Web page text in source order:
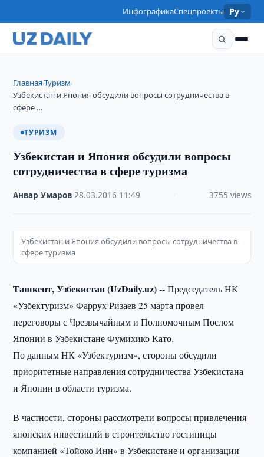
ИнфографикаСпецпроекты Ру
Главная›Туризм›
Узбекистан и Япония обсудили вопросы сотрудничества в
сфере …
ТУРИЗМ
Узбекистан и Япония обсудили вопросы
сотрудничества в сфере туризма
Анвар Умаров ·28.03.2016 11:49 3755 views
Узбекистан и Япония обсудили вопросы сотрудничества в
сфере туризма
Ташкент, Узбекистан (UzDaily.uz) --Председатель НК
«Узбектуризм» Фаррух Ризаев 25 марта провел
переговоры с Чрезвычайным и Полномочным Послом
Японии в Узбекистане Фумихико Като.
По данным НК «Узбектуризм», стороны обсудили
приоритетные направления сотрудничества Узбекистана
и Японии в области туризма.
В частности, стороны рассмотрели вопросы привлечения
японских инвестиций в строительство гостиницы
компанией «Тойоко Инн» в Узбекистане и организации